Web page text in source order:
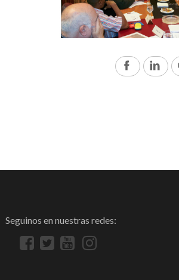
Facebook
Seguinos en nuestras redes: